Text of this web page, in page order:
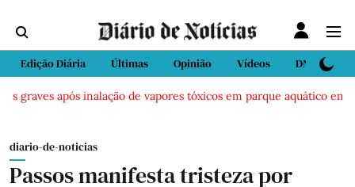
Edição Diária Últimas Opinião Vídeos DN Sport
graves após inalação de vapores tóxicos em parque aquático em
diario-de-noticias
Passos manifesta tristeza por